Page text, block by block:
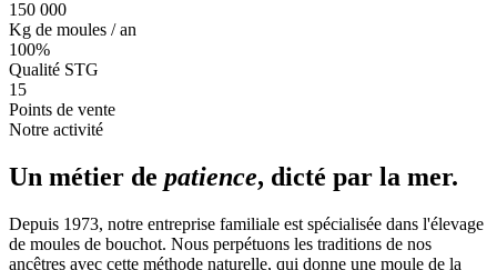
150 000
Kg de moules / an
100%
Qualité STG
15
Points de vente
Notre activité
Un métier de patience, dicté par la mer.
Depuis 1973, notre entreprise familiale est spécialisée dans l'élevage
de moules de bouchot. Nous perpétuons les traditions de nos
ancêtres avec cette méthode naturelle, qui donne une moule de la